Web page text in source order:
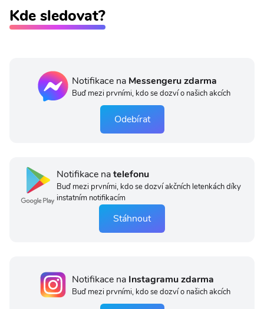
Kde sledovat?
Notifikace na Messengeru zdarma
Buď mezi prvními, kdo se dozví o našich akcích
Odebírat
Notifikace natelefonu
Buď mezi prvními, kdo se dozví akčních letenkách díky
instatním notifikacím
Stáhnout
Notifikace na Instagramu zdarma
Buď mezi prvními, kdo se dozví o našich akcích